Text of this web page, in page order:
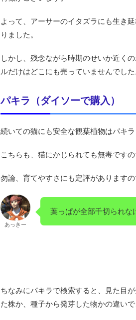
よって、アーサーのイタズラにも生き
りました。
しかし、残念ながら時期のせいか近く
ルだけはどこにも売っていませんでした
パキラ（ダイソーで購入）
続いての猫にも安全な観葉植物はパキラ
こちらも、猫にかじられても無毒です
勿論、育てやすさにも定評があります
あっきー
葉っぱが全部千切られな
ちなみにパキラで検索すると、見た目
た株か、種子から発芽した物かの違い